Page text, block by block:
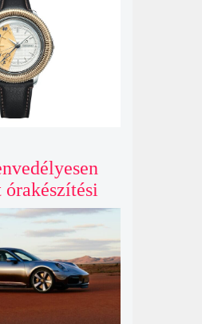
2 csillagközi
Londonba
nyáron